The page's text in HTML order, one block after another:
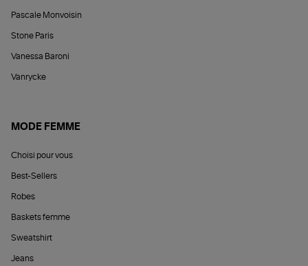
Pascale Monvoisin
Stone Paris
Vanessa Baroni
Vanrycke
MODE FEMME
Choisi pour vous
Best-Sellers
Robes
Baskets femme
Sweatshirt
Jeans